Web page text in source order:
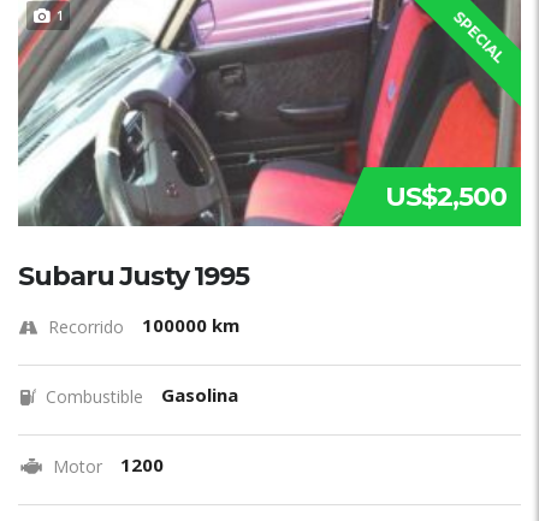
1 SPECIAL
US$2,500
Subaru Justy 1995
Recorrido 100000 km
Combustible Gasolina
Motor 1200